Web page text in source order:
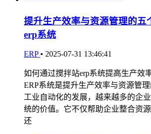
提升生产效率与资源管理的五
erp系统
ERP • 2025-07-31 13:46:41
如何通过搅拌站erp系统提高生产效
ERP系统是提升生产效率与资源管
工业自动化的发展，越来越多的企
统的价值。它不仅帮助企业整合资源
还